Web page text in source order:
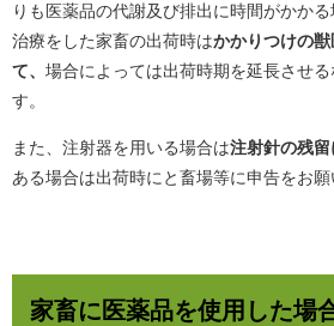
りも医薬品の代謝及び排出に時間がかかる
治療をした家畜の出荷時はかかりつけの
て、 場合によっては出荷時期を延長させ
す。
また、注射器を用いる場合は注射針の残留
ある場合は出荷時にと畜場等に申告をお願
家畜に医薬品を使用した場